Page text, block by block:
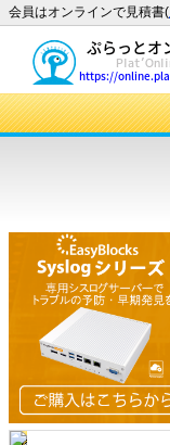
会員はオンラインで見積書(